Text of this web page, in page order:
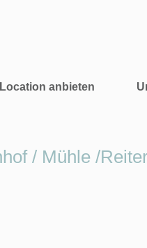
Location anbieten
/ Mühle /